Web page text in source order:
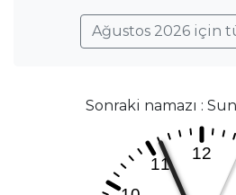
Ağustos 2026 için
Sonraki namazı :